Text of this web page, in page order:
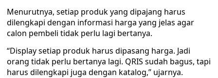
Menurutnya, setiap produk yang dipajang harus
dilengkapi dengan informasi harga yang jelas agar
calon pembeli tidak perlu lagi bertanya.
“Display setiap produk harus dipasang harga. Jadi
orang tidak perlu bertanya lagi. QRIS sudah bagus, tapi
harus dilengkapi juga dengan katalog,” ujarnya.